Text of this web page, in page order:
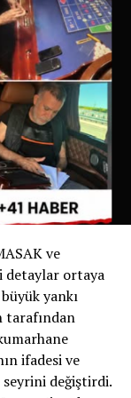
uygulamayı
göre bu
genelinde de
köpek sahipleri
Chiasso
şekilde
benzer
de
mı?
ve
detaylar ortaya
yankı
tarafından
ifadesi ve
değiştirdi.